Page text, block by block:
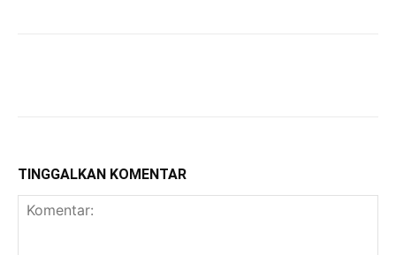
TINGGALKAN KOMENTAR